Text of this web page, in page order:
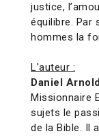
justice,
équilibre. Par
hommes la
L'auteur :
Daniel
Missionnaire
sujets le
de la Bible. Il